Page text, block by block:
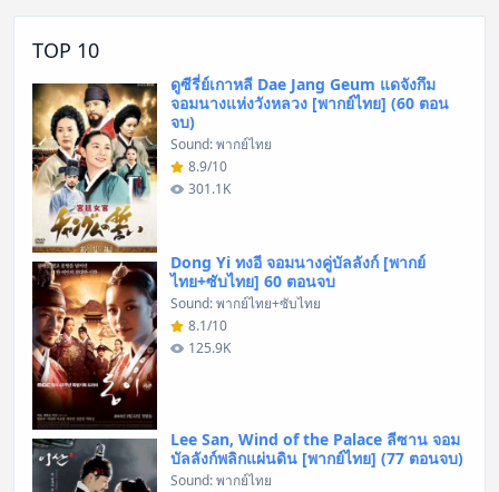
TOP 10
ดูซีรี่ย์เกาหลี Dae Jang Geum แดจังกึม
จอมนางแห่งวังหลวง [พากย์ไทย] (60 ตอน
จบ)
Sound: พากย์ไทย
8.9/10
301.1K
Dong Yi ทงอี จอมนางคู่บัลลังก์ [พากย์
ไทย+ซับไทย] 60 ตอนจบ
Sound: พากย์ไทย+ซับไทย
8.1/10
125.9K
Lee San, Wind of the Palace ลีซาน จอม
บัลลังก์พลิกแผ่นดิน [พากย์ไทย] (77 ตอนจบ)
Sound: พากย์ไทย